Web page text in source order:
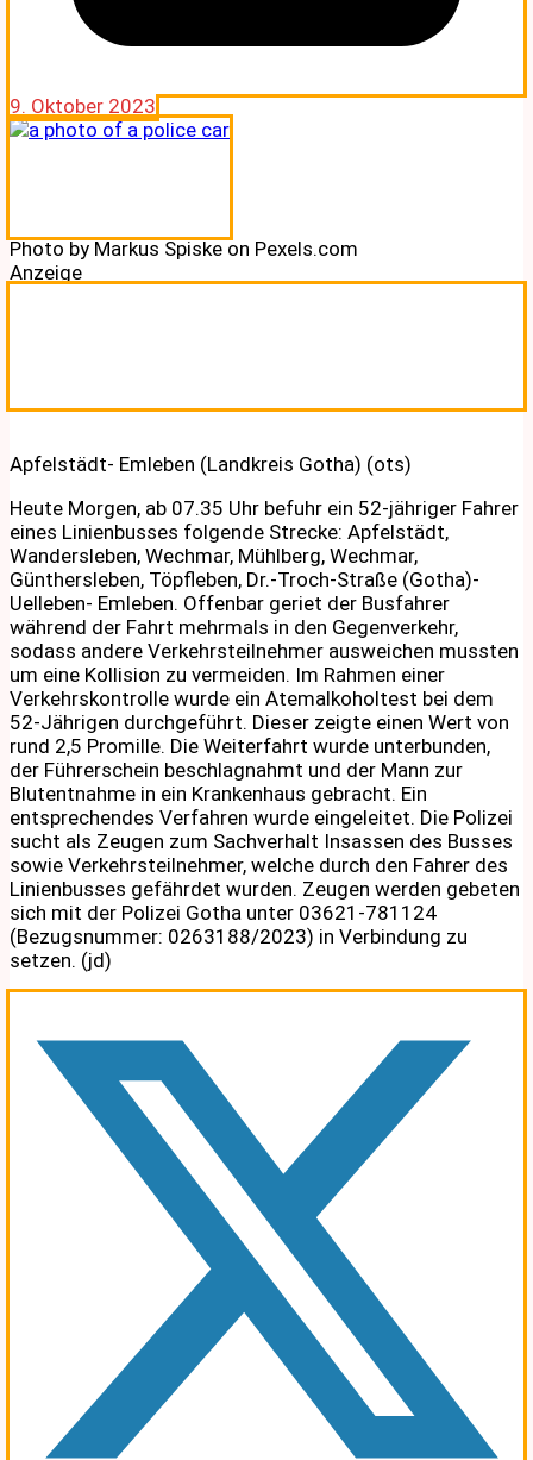
9. Oktober 2023
Photo by Markus Spiske on Pexels.com
Anzeige
Apfelstädt- Emleben (Landkreis Gotha) (ots)
Heute Morgen, ab 07.35 Uhr befuhr ein 52-jähriger Fahrer
eines Linienbusses folgende Strecke: Apfelstädt,
Wandersleben, Wechmar, Mühlberg, Wechmar,
Günthersleben, Töpfleben, Dr.-Troch-Straße (Gotha)-
Uelleben- Emleben. Offenbar geriet der Busfahrer
während der Fahrt mehrmals in den Gegenverkehr,
sodass andere Verkehrsteilnehmer ausweichen mussten
um eine Kollision zu vermeiden. Im Rahmen einer
Verkehrskontrolle wurde ein Atemalkoholtest bei dem
52-Jährigen durchgeführt. Dieser zeigte einen Wert von
rund 2,5 Promille. Die Weiterfahrt wurde unterbunden,
der Führerschein beschlagnahmt und der Mann zur
Blutentnahme in ein Krankenhaus gebracht. Ein
entsprechendes Verfahren wurde eingeleitet. Die Polizei
sucht als Zeugen zum Sachverhalt Insassen des Busses
sowie Verkehrsteilnehmer, welche durch den Fahrer des
Linienbusses gefährdet wurden. Zeugen werden gebeten
sich mit der Polizei Gotha unter 03621-781124
(Bezugsnummer: 0263188/2023) in Verbindung zu
setzen. (jd)